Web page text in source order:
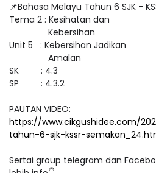
📌Bahasa Melayu Tahun 6 SJK -
Tema 2 : Kesihatan dan
Kebersihan
Unit 5 : Kebersihan Jadikan
Amalan
SK : 4.3
SP : 4.3.2
PAUTAN VIDEO:
https://www.cikgushidee.com/
tahun-6-sjk-kssr-
Sertai group telegram dan